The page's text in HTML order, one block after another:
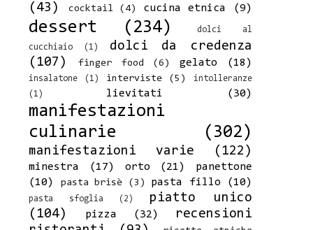
(43)
cocktail (4) cucina etnica (9)
dessert (234)
dolci al
cucchiaio
(1)
dolci da credenza
(107)
finger food (6) gelato (18)
insalatone (1) interviste (5)
intolleranze
(1)
lievitati (30)
manifestazioni
culinarie
(302)
manifestazioni varie (122)
minestra (17) orto (21)
panettone
(10)
pasta brisè (3) pasta fillo (10)
pasta sfoglia (2)
piatto unico
(104)
pizza (32)
recensioni